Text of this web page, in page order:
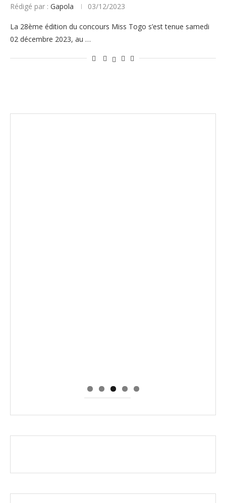
Rédigé par : Gapola 03/12/2023
La 28ème édition du concours Miss Togo s’est tenue samedi
02 décembre 2023, au …